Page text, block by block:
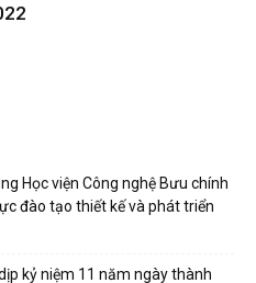
Học viện Công nghệ Bưu chính
đào tạo thiết kế và phát triển
kỷ niệm 11 năm ngày thành